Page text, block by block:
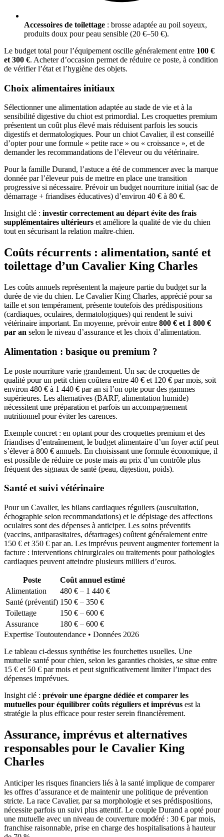
Accessoires de toilettage : brosse adaptée au poil soyeux,
produits doux pour peau sensible (20 €–50 €).
Le budget total pour l’équipement oscille généralement entre 100 €
et 300 €. Acheter d’occasion permet de réduire ce poste, à condition
de vérifier l’état et l’hygiène des objets.
Choix alimentaires initiaux
Sélectionner une alimentation adaptée au stade de vie et à la
sensibilité digestive du chiot est primordial. Les croquettes premium
présentent un coût plus élevé mais réduisent parfois les soucis
digestifs et dermatologiques. Pour un chiot Cavalier, il est conseillé
d’opter pour une formule « petite race » ou « croissance », et de
demander les recommandations de l’éleveur ou du vétérinaire.
Pour la famille Durand, l’astuce a été de commencer avec la marque
donnée par l’éleveur puis de mettre en place une transition
progressive si nécessaire. Prévoir un budget nourriture initial (sac de
démarrage + friandises éducatives) d’environ 40 € à 80 €.
Insight clé : investir correctement au départ évite des frais
supplémentaires ultérieurs et améliore la qualité de vie du chien
tout en sécurisant la relation maître‑chien.
Coûts récurrents : alimentation, santé et
toilettage d’un Cavalier King Charles
Les coûts annuels représentent la majeure partie du budget sur la
durée de vie du chien. Le Cavalier King Charles, apprécié pour sa
taille et son tempérament, présente toutefois des prédispositions
(cardiaques, oculaires, dermatologiques) qui rendent le suivi
vétérinaire important. En moyenne, prévoir entre 800 € et 1 800 €
par an selon le niveau d’assurance et les choix d’alimentation.
Alimentation : basique ou premium ?
Le poste nourriture varie grandement. Un sac de croquettes de
qualité pour un petit chien coûtera entre 40 € et 120 € par mois, soit
environ 480 € à 1 440 € par an si l’on opte pour des gammes
supérieures. Les alternatives (BARF, alimentation humide)
nécessitent une préparation et parfois un accompagnement
nutritionnel pour éviter les carences.
Exemple concret : en optant pour des croquettes premium et des
friandises d’entraînement, le budget alimentaire d’un foyer actif peut
s’élever à 800 € annuels. En choisissant une formule économique, il
est possible de réduire ce poste mais au prix d’un contrôle plus
fréquent des signaux de santé (peau, digestion, poids).
Santé et suivi vétérinaire
Pour un Cavalier, les bilans cardiaques réguliers (auscultation,
échographie selon recommandations) et le dépistage des affections
oculaires sont des dépenses à anticiper. Les soins préventifs
(vaccins, antiparasitaires, détartrages) coûtent généralement entre
150 € et 350 € par an. Les imprévus peuvent augmenter fortement la
facture : interventions chirurgicales ou traitements pour pathologies
cardiaques peuvent atteindre plusieurs milliers d’euros.
Poste
Coût annuel estimé
Alimentation
480 € – 1 440 €
Santé (préventif) 150 € – 350 €
Toilettage
150 € – 600 €
Assurance
180 € – 600 €
Expertise Toutoutendance • Données 2026
Le tableau ci‑dessus synthétise les fourchettes usuelles. Une
mutuelle santé pour chien, selon les garanties choisies, se situe entre
15 € et 50 € par mois et peut significativement limiter l’impact des
dépenses imprévues.
Insight clé : prévoir une épargne dédiée et comparer les
mutuelles pour équilibrer coûts réguliers et imprévus est la
stratégie la plus efficace pour rester serein financièrement.
Assurance, imprévus et alternatives
responsables pour le Cavalier King
Charles
Anticiper les risques financiers liés à la santé implique de comparer
les offres d’assurance et de maintenir une politique de prévention
stricte. La race Cavalier, par sa morphologie et ses prédispositions,
nécessite parfois un suivi plus attentif. Le couple Durand a opté pour
une mutuelle avec un niveau de couverture modéré : 30 € par mois,
franchise raisonnable, prise en charge des hospitalisations à hauteur